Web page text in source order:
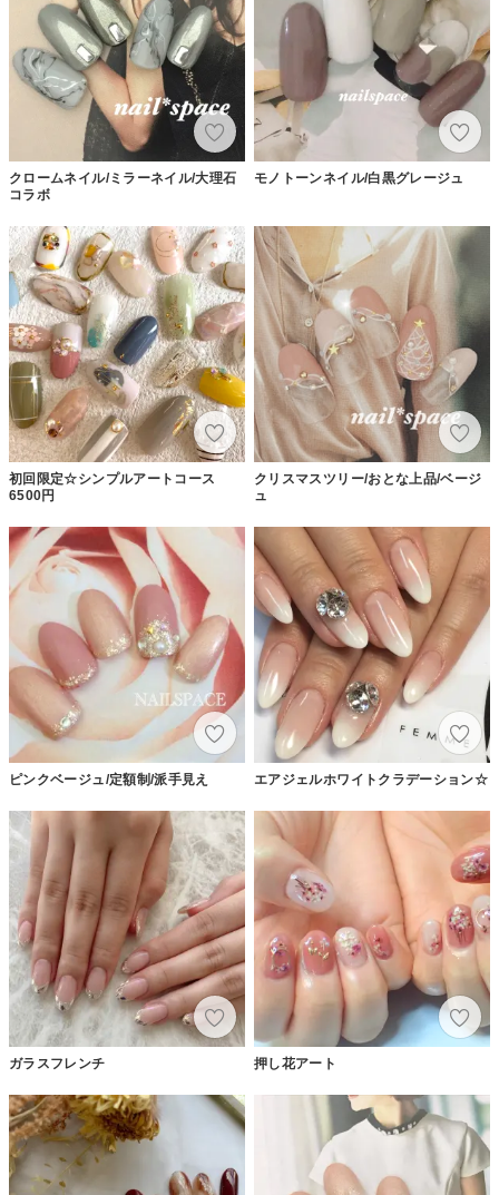
クロームネイル/ミラーネイル/大理石
コラボ
モノトーンネイル/白黒グレージュ
初回限定☆シンプルアートコース
6500円
クリスマスツリー/おとな上品/ベージ
ュ
ピンクベージュ/定額制/派手見え エアジェルホワイトクラデーション☆
ガラスフレンチ 押し花アート